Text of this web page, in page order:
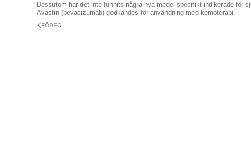
Dessutom har det inte funnits några nya medel specifikt indikerade för
Avastin (bevacizumab) godkändes för användning med kemoterapi.
FÖREG